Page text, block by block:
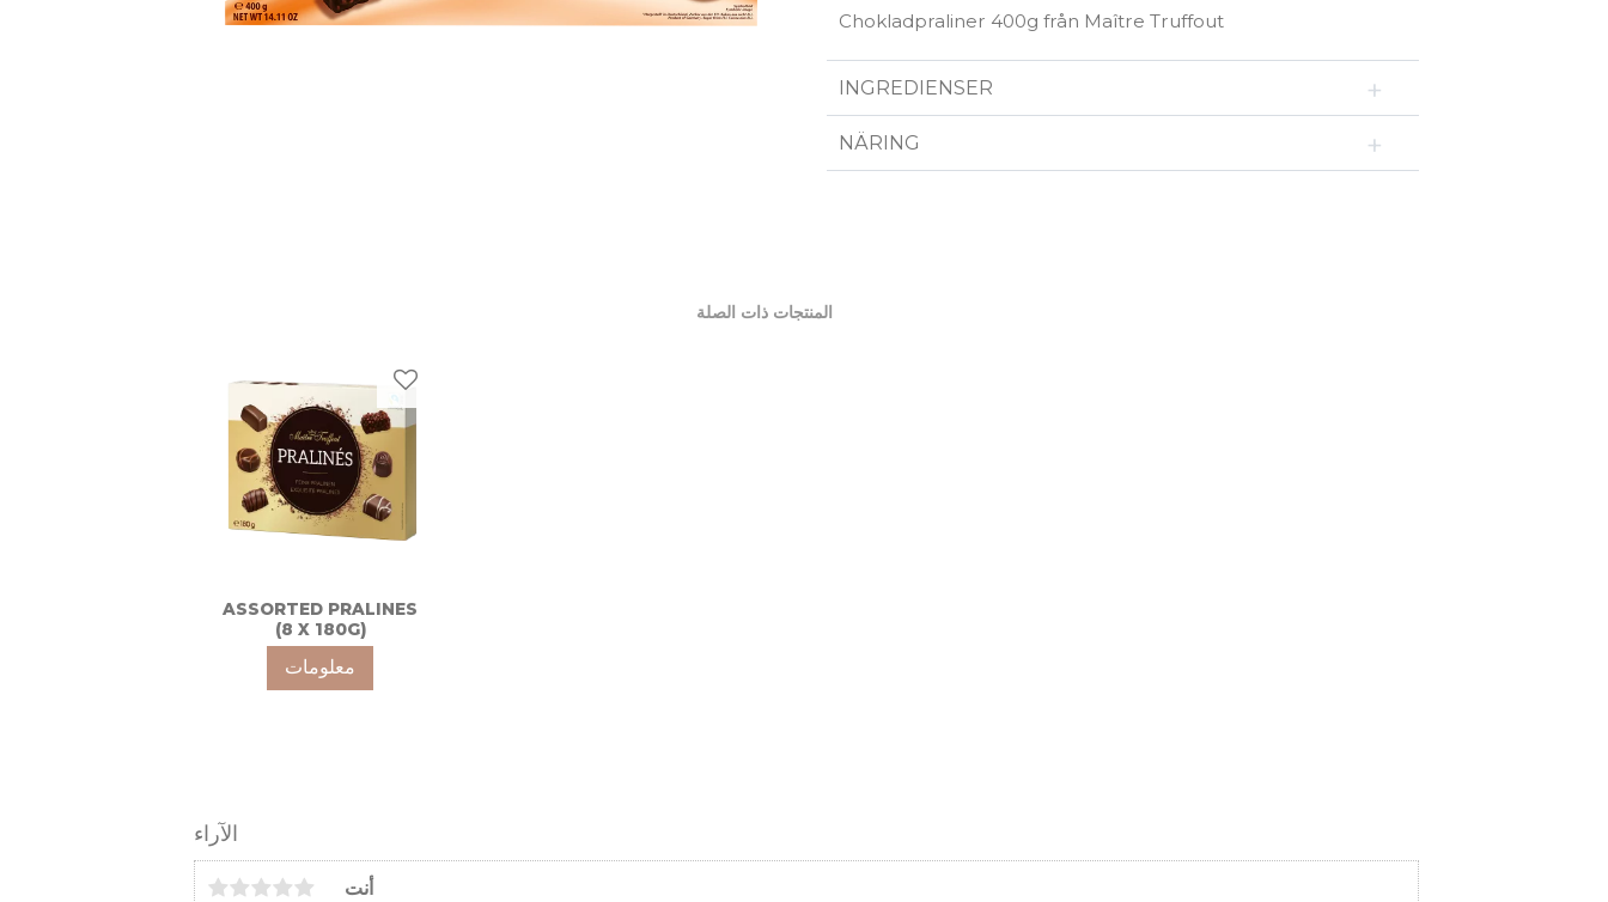
Chokladpraliner 400g från Maître Truffout
INGREDIENSER
NÄRING
الآراء
أنت
المنتجات ذات الصلة
ASSORTED PRALINES
(8 X 180G)
إضافة إلى المفضلات
معلومات